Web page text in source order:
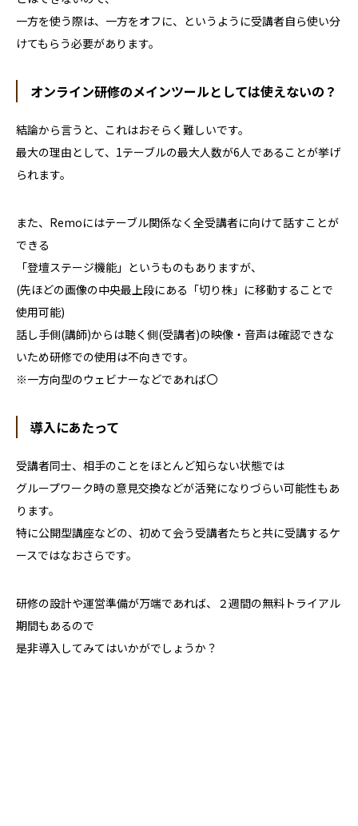
一方を使う際は、一方をオフに、というように受講者自ら使い分
けてもらう必要があります。
オンライン研修のメインツールとしては使えないの？
結論から言うと、これはおそらく難しいです。
最大の理由として、 1テーブルの最大人数が6人であることが挙げ
られます。
また、 Remoにはテーブル関係なく全受講者に向けて話すことが
できる
「登壇ステージ機能」というものもありますが、
(先ほどの画像の中央最上段にある「切り株」に移動することで
使用可能)
話し手側(講師)からは聴く側(受講者)の映像・音声は確認できな
いため研修での使用は不向きです。
※一方向型のウェビナーなどであれば〇
導入にあたって
受講者同士、相手のことをほとんど知らない状態では
グループワーク時の意見交換などが活発になりづらい可能性もあ
ります。
特に公開型講座などの、初めて会う受講者たちと共に受講するケ
ースではなおさらです。
研修の設計や運営準備が万端であれば、２週間の無料トライアル
期間もあるので
是非導入してみてはいかがでしょうか？